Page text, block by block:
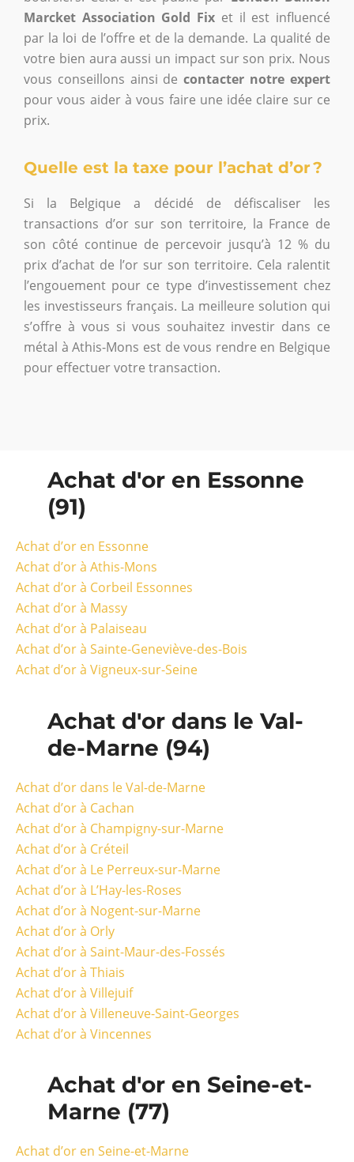
Marcket Association Gold Fix et il est influencé
par la loi de l’offre et de la demande. La qualité de
votre bien aura aussi un impact sur son prix. Nous
vous conseillons ainsi decontacter notre expert
pour vous aider à vous faire une idée claire sur ce
prix.
Quelle est la taxe pour l’achat d’or ?
Si la Belgique a décidé de défiscaliser les
transactions d’or sur son territoire, la France de
son côté continue de percevoir jusqu’à 12 % du
prix d’achat de l’or sur son territoire. Cela ralentit
l’engouement pour ce type d’investissement chez
les investisseurs français. La meilleure solution qui
s’offre à vous si vous souhaitez investir dans ce
métal à Athis-Mons est de vous rendre en Belgique
pour effectuer votre transaction.
Achat d'or en Essonne
(91)
Achat d’or en Essonne
Achat d’or à Athis-Mons
Achat d’or à Corbeil Essonnes
Achat d’or à Massy
Achat d’or à Palaiseau
Achat d’or à Sainte-Geneviève-des-Bois
Achat d’or à Vigneux-sur-Seine
Achat d'or dans le Val-
de-Marne (94)
Achat d’or dans le Val-de-Marne
Achat d’or à Cachan
Achat d’or à Champigny-sur-Marne
Achat d’or à Créteil
Achat d’or à Le Perreux-sur-Marne
Achat d’or à L’Hay-les-Roses
Achat d’or à Nogent-sur-Marne
Achat d’or à Orly
Achat d’or à Saint-Maur-des-Fossés
Achat d’or à Thiais
Achat d’or à Villejuif
Achat d’or à Villeneuve-Saint-Georges
Achat d’or à Vincennes
Achat d'or en Seine-et-
Marne (77)
Achat d’or en Seine-et-Marne